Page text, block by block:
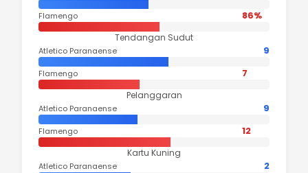
Flamengo 86%
Tendangan Sudut
Atletico Paranaense 9
Flamengo 7
Pelanggaran
Atletico Paranaense 9
Flamengo 12
Kartu Kuning
Atletico Paranaense 2